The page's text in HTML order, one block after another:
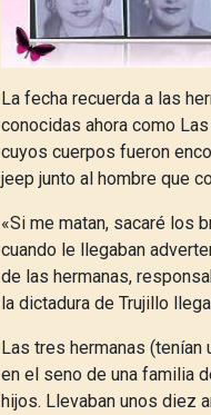
La fecha recuerda a las
conocidas ahora como
cuyos cuerpos fueron
jeep junto al hombre que
«Si me matan, sacaré los
cuando le llegaban
de las hermanas,
la dictadura de Trujillo
Las tres hermanas (tenían
en el seno de una familia
hijos. Llevaban unos diez